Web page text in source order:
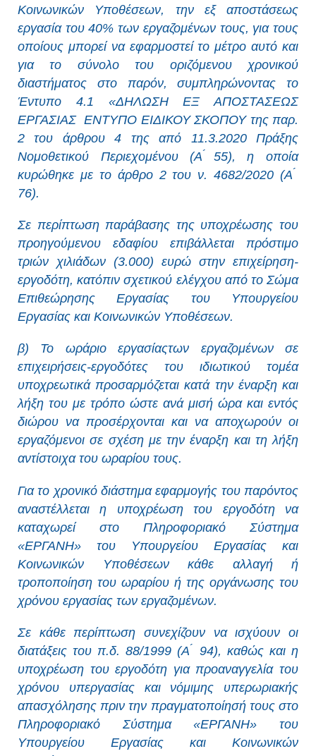
Κοινωνικών Υποθέσεων, την εξ αποστάσεως
εργασία του 40% των εργαζομένων τους, για τους
οποίους μπορεί να εφαρμοστεί το μέτρο αυτό και
για το σύνολο του οριζόμενου χρονικού
διαστήματος στο παρόν, συμπληρώνοντας το
Έντυπο 4.1 «ΔΗΛΩΣΗ ΕΞ ΑΠΟΣΤΑΣΕΩΣ
ΕΡΓΑΣΙΑΣ ΕΝΤΥΠΟ ΕΙΔΙΚΟΥ ΣΚΟΠΟΥ της παρ.
2 του άρθρου 4 της από 11.3.2020 Πράξης
Νομοθετικού Περιεχομένου (Α ́55), η οποία
κυρώθηκε με το άρθρο 2 του ν. 4682/2020 (Α ́
76).
Σε περίπτωση παράβασης της υποχρέωσης του
προηγούμενου εδαφίου επιβάλλεται πρόστιμο
τριών χιλιάδων (3.000) ευρώ στην επιχείρηση-
εργοδότη, κατόπιν σχετικού ελέγχου από το Σώμα
Επιθεώρησης Εργασίας του Υπουργείου
Εργασίας και Κοινωνικών Υποθέσεων.
β) Το ωράριο εργασίαςτων εργαζομένων σε
επιχειρήσεις-εργοδότες του ιδιωτικού τομέα
υποχρεωτικά προσαρμόζεται κατά την έναρξη και
λήξη του με τρόπο ώστε ανά μισή ώρα και εντός
διώρου να προσέρχονται και να αποχωρούν οι
εργαζόμενοι σε σχέση με την έναρξη και τη λήξη
αντίστοιχα του ωραρίου τους.
Για το χρονικό διάστημα εφαρμογής του παρόντος
αναστέλλεται η υποχρέωση του εργοδότη να
καταχωρεί στο Πληροφοριακό Σύστημα
«ΕΡΓΑΝΗ» του Υπουργείου Εργασίας και
Κοινωνικών Υποθέσεων κάθε αλλαγή ή
τροποποίηση του ωραρίου ή της οργάνωσης του
χρόνου εργασίας των εργαζομένων.
Σε κάθε περίπτωση συνεχίζουν να ισχύουν οι
διατάξεις του π.δ. 88/1999 (Α ́ 94), καθώς και η
υποχρέωση του εργοδότη για προαναγγελία του
χρόνου υπεργασίας και νόμιμης υπερωριακής
απασχόλησης πριν την πραγματοποίησή τους στο
Πληροφοριακό Σύστημα «ΕΡΓΑΝΗ» του
Υπουργείου Εργασίας και Κοινωνικών